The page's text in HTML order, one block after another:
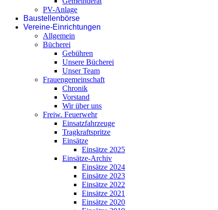
PV-Anlage
Baustellenbörse
Vereine-Einrichtungen
Allgemein
Bücherei
Gebühren
Unsere Bücherei
Unser Team
Frauengemeinschaft
Chronik
Vorstand
Wir über uns
Freiw. Feuerwehr
Einsatzfahrzeuge
Tragkraftspritze
Einsätze
Einsätze 2025
Einsätze-Archiv
Einsätze 2024
Einsätze 2023
Einsätze 2022
Einsätze 2021
Einsätze 2020